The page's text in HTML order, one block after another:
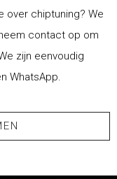
over chiptuning? We
contact op om
zijn eenvoudig
WhatsApp.